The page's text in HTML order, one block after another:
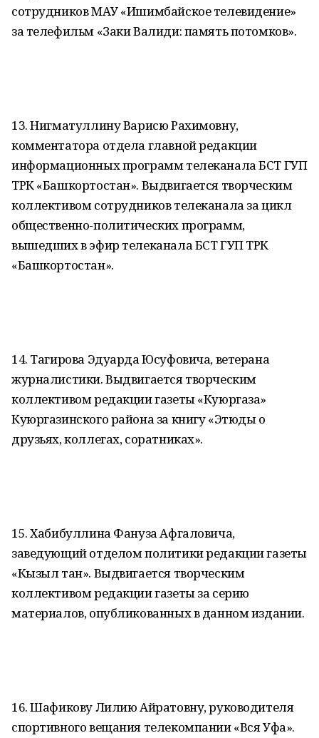
сотрудников МАУ «Ишимбайское телевидение»
за телефильм «Заки Валиди: память потомков».
13. Нигматуллину Варисю Рахимовну,
комментатора отдела главной редакции
информационных программ телеканала БСТ ГУП
ТРК «Башкортостан». Выдвигается творческим
коллективом сотрудников телеканала за цикл
общественно-политических программ,
вышедших в эфир телеканала БСТ ГУП ТРК
«Башкортостан».
14. Тагирова Эдуарда Юсуфовича, ветерана
журналистики. Выдвигается творческим
коллективом редакции газеты «Куюргаза»
Куюргазинского района за книгу «Этюды о
друзьях, коллегах, соратниках».
15. Хабибуллина Фануза Афгаловича,
заведующий отделом политики редакции газеты
«Кызыл тан». Выдвигается творческим
коллективом редакции газеты за серию
материалов, опубликованных в данном издании.
16. Шафикову Лилию Айратовну, руководителя
спортивного вещания телекомпании «Вся Уфа».